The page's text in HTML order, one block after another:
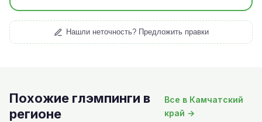
Нашли неточность? Предложить правки
Похожие глэмпинги в
регионе
Все в Камчатский
край →